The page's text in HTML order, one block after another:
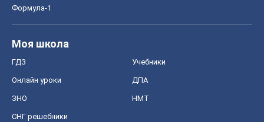
Формула-1
Моя школа
ГДЗ Учебники
Онлайн уроки ДПА
ЗНО НМТ
СНГ решебники